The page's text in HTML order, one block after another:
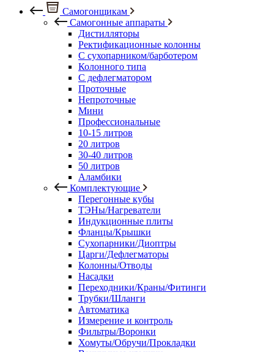
Самогонщикам
Самогонные аппараты
Дистилляторы
Ректификационные колонны
С сухопарником/барботером
Колонного типа
С дефлегматором
Проточные
Непроточные
Мини
Профессиональные
10-15 литров
20 литров
30-40 литров
50 литров
Аламбики
Комплектующие
Перегонные кубы
ТЭНы/Нагреватели
Индукционные плиты
Фланцы/Крышки
Сухопарники/Диоптры
Царги/Дефлегматоры
Колонны/Отводы
Насадки
Переходники/Краны/Фитинги
Трубки/Шланги
Автоматика
Измерение и контроль
Фильтры/Воронки
Хомуты/Обручи/Прокладки